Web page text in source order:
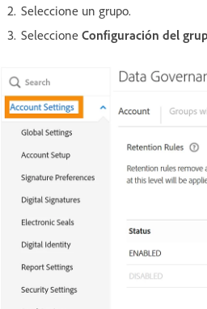
Seleccione un grupo.
Seleccione Configuración del